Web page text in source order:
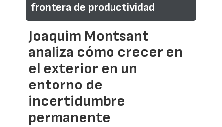
frontera de productividad
Joaquim Montsant
analiza cómo crecer en
el exterior en un
entorno de
incertidumbre
permanente